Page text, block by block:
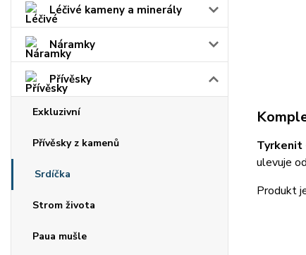
Léčivé kameny a minerály
Náramky
Přívěsky
Exkluzivní
Přívěsky z kamenů
Srdíčka
Strom života
Paua mušle
ulevuje
Produkt